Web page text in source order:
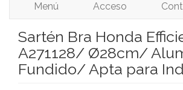
Menú Acceso
Sartén Bra Honda
A271128/ Ø28cm/
Fundido/ Apta para